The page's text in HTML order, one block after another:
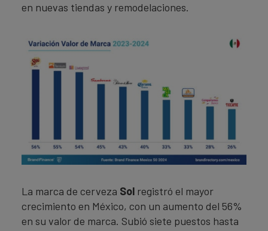
en nuevas tiendas y remodelaciones.
La marca de cerveza Sol registró el mayor
crecimiento en México, con un aumento del 56%
en su valor de marca. Subió siete puestos hasta